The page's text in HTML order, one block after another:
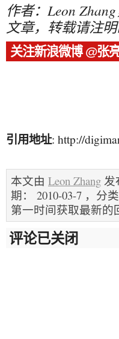
作者：Leon Zhang
文章，转载请注
关注新浪微博 @张
引用地址: http://
本文由 Leon Zhang 发
期： 2010-03-7 ，分
第一时间获取最新的
评论已关闭